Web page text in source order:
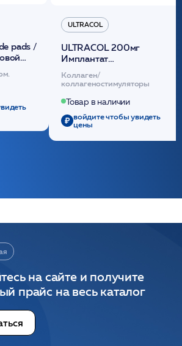
pads /
ULTRACOL
ULTRACOL 200мг
Имплантат
внутридермальный,
стерильный на основе
полидиоксанона
/ULTRACOL
Коллаген/
коллагеностимуляторы
Товар в наличии
войдите чтобы увидеть
цены
на сайте и получите
прайс на весь каталог